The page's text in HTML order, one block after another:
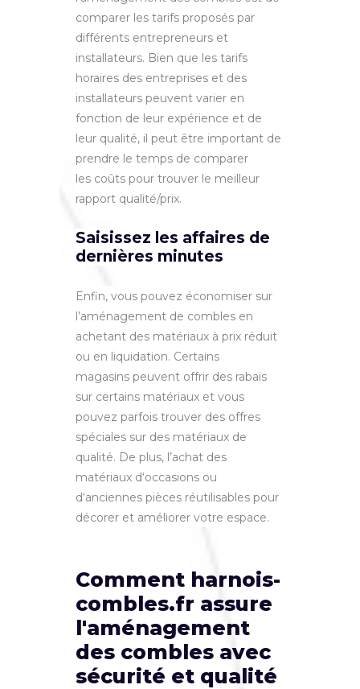
comparer les tarifs proposés par
différents entrepreneurs et
installateurs. Bien que les tarifs
horaires des entreprises et des
installateurs peuvent varier en
fonction de leur expérience et de
leur qualité, il peut être important de
prendre le temps de comparer
les coûts pour trouver le meilleur
rapport qualité/prix.
Saisissez les affaires de
dernières minutes
Enfin, vous pouvez économiser sur
l’aménagement de combles en
achetant des matériaux à prix réduit
ou en liquidation. Certains
magasins peuvent offrir des rabais
sur certains matériaux et vous
pouvez parfois trouver des offres
spéciales sur des matériaux de
qualité. De plus, l’achat des
matériaux d‘occasions ou
d‘anciennes pièces réutilisables pour
décorer et améliorer votre espace.
Comment harnois-
combles.fr assure
l'aménagement
des combles avec
sécurité et qualité